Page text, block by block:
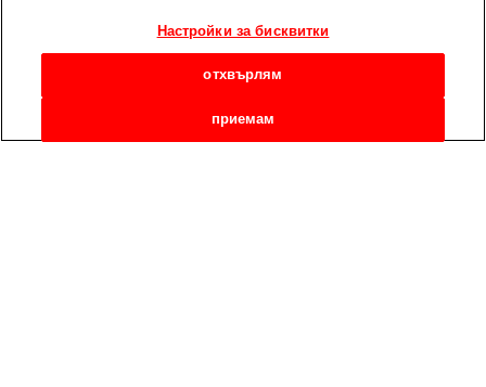
Настройки за бисквитки
отхвърлям
приемам